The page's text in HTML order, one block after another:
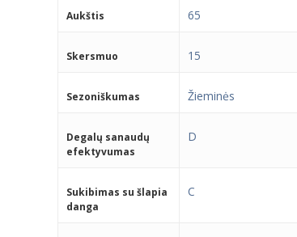
Aukštis 65
Skersmuo 15
Sezoniškumas Žieminės
Degalų sanaudų
efektyvumas
D
Sukibimas su šlapia
danga
C